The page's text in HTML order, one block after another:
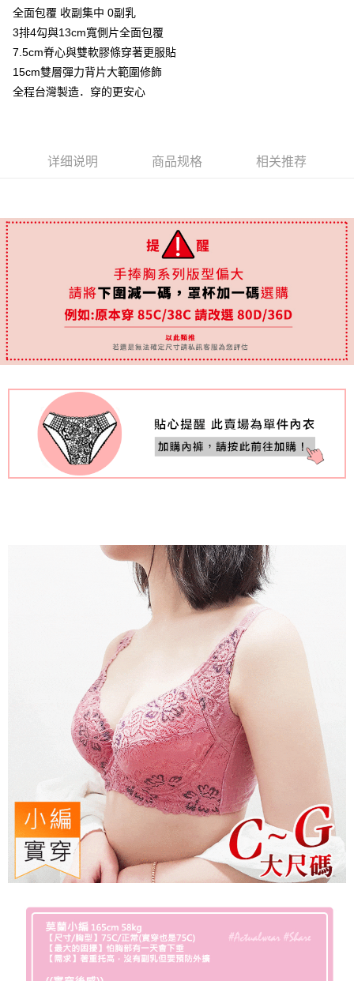
全面包覆 收副集中 0副乳
3排4勾與13cm寬側片全面包覆
7.5cm脊心與雙軟膠條穿著更服貼
15cm雙層彈力背片大範圍修飾
全程台灣製造．穿的更安心
详细说明 商品规格 相关推荐